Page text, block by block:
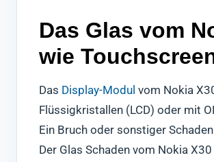
Das Glas vom
wie
Das Display-Modul vom Nokia
Flüssigkristallen (LCD) oder mit
Ein Bruch oder sonstiger
Der Glas Schaden vom Nokia